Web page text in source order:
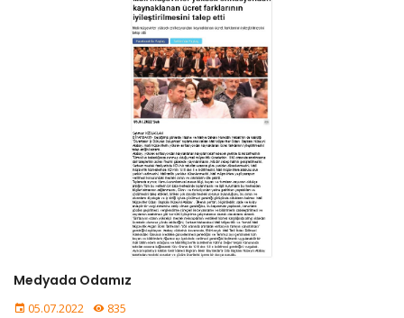
Medyada Odamız
05.07.2022 835